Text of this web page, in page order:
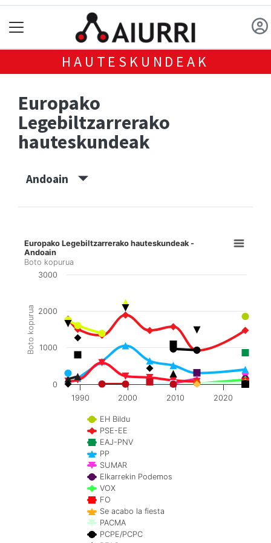
HAUTESKUNDEAK
Europako
Legebiltzarrerako
hauteskundeak
Andoain
Boto kopurua
Europako Legebiltzarrerako hauteskundeak -
Andoain
Boto kopurua
EH Bildu
PSE-EE
EAJ-PNV
PP
SUMAR
Elkarrekin Podemos
VOX
FO
Se acabo la fiesta
PACMA
PCPE/PCPC
1990 2000 2010 2020
0
1000
2000
3000